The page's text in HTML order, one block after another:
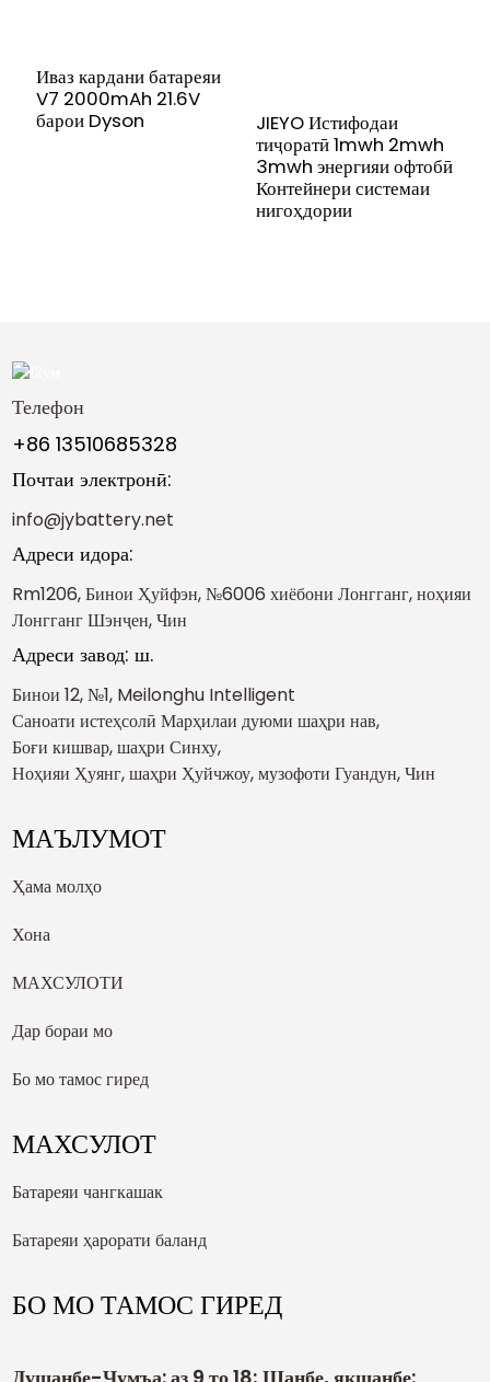
Иваз кардани батареяи
V7 2000mAh 21.6V
барои Dyson
JIEYO Истифодаи
тиҷоратӣ 1mwh 2mwh
3mwh энергияи офтобӣ
Контейнери системаи
нигоҳдории
Телефон
+86 13510685328
Почтаи электронӣ:
info@jybattery.net
Адреси идора:
Rm1206, Бинои Ҳуйфэн, №6006 хиёбони Лонгганг, ноҳияи
Лонгганг Шэнҷен, Чин
Адреси завод: ш.
Бинои 12, №1, Meilonghu Intelligent
Саноати истеҳсолӣ Марҳилаи дуюми шаҳри нав,
Боғи кишвар, шаҳри Синху,
Ноҳияи Ҳуянг, шаҳри Ҳуйчжоу, музофоти Гуандун, Чин
МАЪЛУМОТ
Ҳама молҳо
Хона
МАХСУЛОТИ
Дар бораи мо
Бо мо тамос гиред
МАХСУЛОТ
Батареяи чангкашак
Батареяи ҳарорати баланд
БО МО ТАМОС ГИРЕД